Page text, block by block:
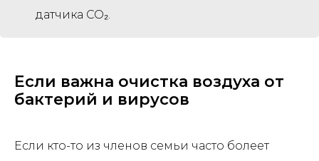
датчика CO₂.
Если важна очистка воздуха от
бактерий и вирусов
Если кто-то из членов семьи часто болеет